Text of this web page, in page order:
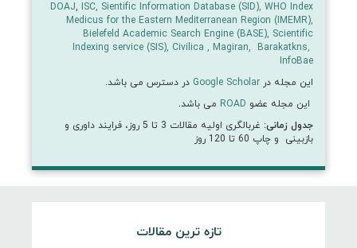
DOAJ, ISC, Sientific Information Database (SID), WHO Index
Medicus for the Eastern Mediterranean Region (IMEMR),
Bielefeld Academic Search Engine (BASE), Scientific
Indexing service (SIS), Civilica , Magiran,
Barakatkns,
InfoBae
این مجله در Google Scholar در دسترس می باشد.
این مجله عضو ROAD می باشد.
جدول زمانی:
غربالگری اولیه مقالات 3 تا 5 روز، فرایند داوری و
بازبینی و چاپ 60 تا 120 روز
تازه ترین مقالات